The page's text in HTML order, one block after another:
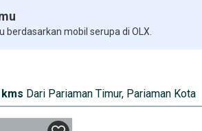
berdasarkan mobil serupa di OLX.
Dari Pariaman Timur, Pariaman Kota